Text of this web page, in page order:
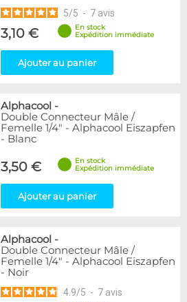
5/5 - 7 avis
3,10 €
En stock
Expédition immédiate
Ajouter au panier
Alphacool -
Double Connecteur Mâle /
Femelle 1/4" - Alphacool Eiszapfen
- Blanc
3,50 €
En stock
Expédition immédiate
Ajouter au panier
Alphacool -
Double Connecteur Mâle /
Femelle 1/4" - Alphacool Eiszapfen
- Noir
4.9/5 - 7 avis